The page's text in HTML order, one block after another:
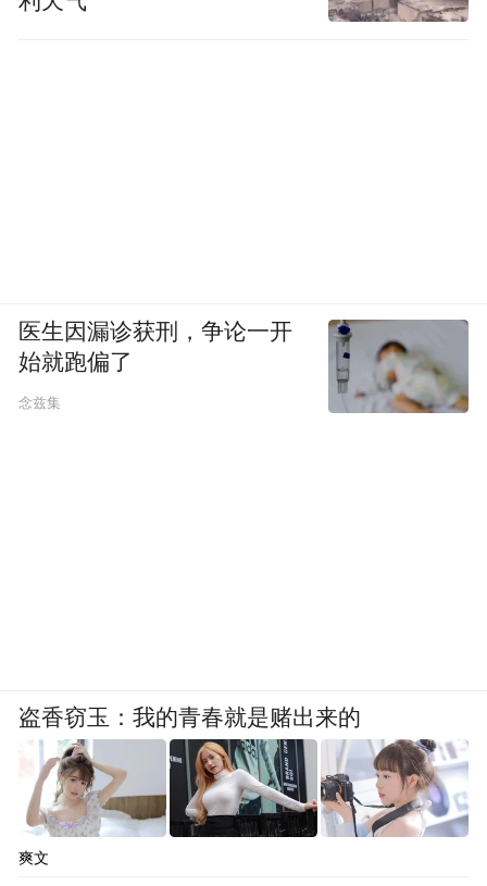
医生因漏诊获刑，争论一开
始就跑偏了
念兹集
盗香窃玉：我的青春就是赌出来的
爽文